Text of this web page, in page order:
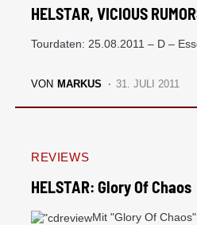
HELSTAR, VICIOUS
Tourdaten: 25.08.2011 – D –
VON MARKUS 31. JULI 2011
REVIEWS
HELSTAR: Glory Of Chaos
Mit "Glory Of